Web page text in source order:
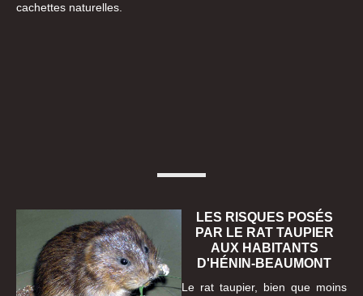
cachettes naturelles.
LES RISQUES POSÉS
PAR LE RAT TAUPIER
AUX HABITANTS
D'HÉNIN-BEAUMONT
Le rat taupier, bien que moins